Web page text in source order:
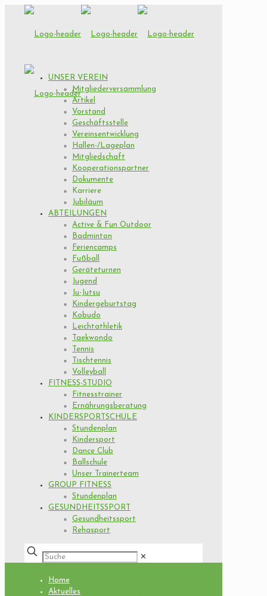
UNSER VEREIN
Mitgliederversammlung
Artikel
Vorstand
Geschäftsstelle
Vereinsentwicklung
Hallen-/Lageplan
Mitgliedschaft
Kooperationspartner
Dokumente
Karriere
Jubiläum
ABTEILUNGEN
Active & Fun Outdoor
Badminton
Feriencamps
Fußball
Geräteturnen
Jugend
Ju-Jutsu
Kindergeburtstag
Kobudo
Leichtathletik
Taekwondo
Tennis
Tischtennis
Volleyball
FITNESS-STUDIO
Fitnesstrainer
Ernährungsberatung
KINDERSPORTSCHULE
Stundenplan
Kindersport
Dance Club
Ballschule
Unser Trainerteam
GROUP FITNESS
Stundenplan
GESUNDHEITSSPORT
Gesundheitssport
Rehasport
✕
Home
Aktuelles